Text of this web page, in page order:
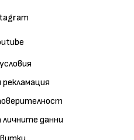
личните данни